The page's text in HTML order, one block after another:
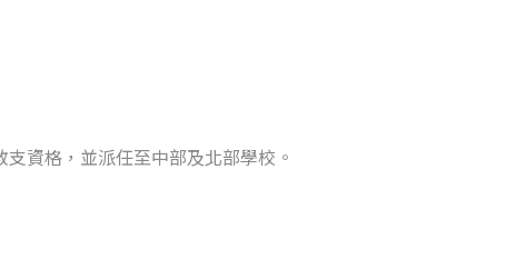
資格，並派任至中部及北部學校。